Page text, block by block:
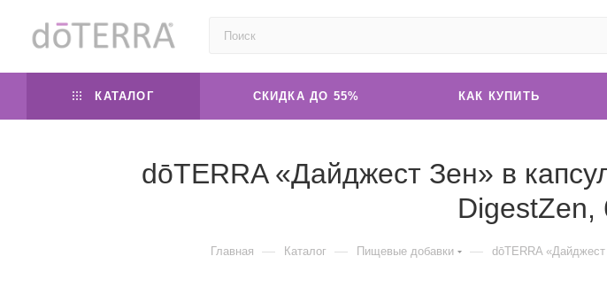
КАТАЛОГ СКИДКА ДО 55% КАК КУПИТЬ
dōTERRA «Дайджест Зен» в
DigestZen,
Главная — Каталог — Пищевые добавки — dōTERRA